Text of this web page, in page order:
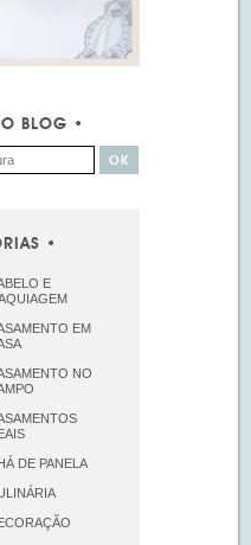
BLOG
E
EM
NO
DE PANELA